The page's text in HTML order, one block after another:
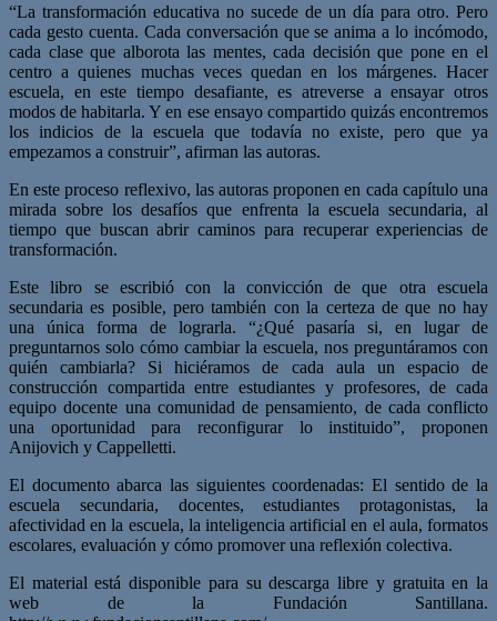
“La transformación educativa no sucede de un día para otro. Pero
cada gesto cuenta. Cada conversación que se anima a lo incómodo,
cada clase que alborota las mentes, cada decisión que pone en el
centro a quienes muchas veces quedan en los márgenes. Hacer
escuela, en este tiempo desafiante, es atreverse a ensayar otros
modos de habitarla. Y en ese ensayo compartido quizás encontremos
los indicios de la escuela que todavía no existe, pero que ya
empezamos a construir”, afirman las autoras.
En este proceso reflexivo, las autoras proponen en cada capítulo una
mirada sobre los desafíos que enfrenta la escuela secundaria, al
tiempo que buscan abrir caminos para recuperar experiencias de
transformación.
Este libro se escribió con la convicción de que otra escuela
secundaria es posible, pero también con la certeza de que no hay
una única forma de lograrla. “¿Qué pasaría si, en lugar de
preguntarnos solo cómo cambiar la escuela, nos preguntáramos con
quién cambiarla? Si hiciéramos de cada aula un espacio de
construcción compartida entre estudiantes y profesores, de cada
equipo docente una comunidad de pensamiento, de cada conflicto
una oportunidad para reconfigurar lo instituido”, proponen
Anijovich y Cappelletti.
El documento abarca las siguientes coordenadas: El sentido de la
escuela secundaria, docentes, estudiantes protagonistas, la
afectividad en la escuela, la inteligencia artificial en el aula, formatos
escolares, evaluación y cómo promover una reflexión colectiva.
El material está disponible para su descarga libre y gratuita en la
web de la Fundación Santillana.